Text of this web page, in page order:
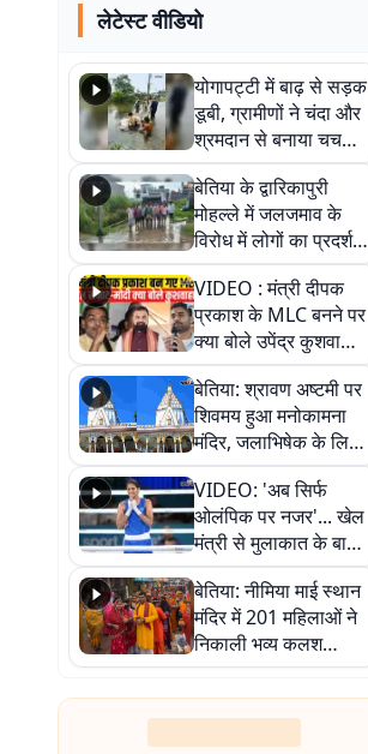
लेटेस्ट वीडियो
योगापट्टी में बाढ़ से सड़क
डूबी, ग्रामीणों ने चंदा और
श्रमदान से बनाया चचरी
पुल
बेतिया के द्वारिकापुरी
मोहल्ले में जलजमाव के
विरोध में लोगों का प्रदर्शन,
स्थायी समाधान की मांग
VIDEO : मंत्री दीपक
प्रकाश के MLC बनने पर
क्या बोले उपेंद्र कुशवाहा,
सुनिए
बेतिया: श्रावण अष्टमी पर
शिवमय हुआ मनोकामना
मंदिर, जलाभिषेक के लिए
लगी लंबी कतारें
VIDEO: 'अब सिर्फ
ओलंपिक पर नजर'... खेल
मंत्री से मुलाकात के बाद
जैसमीन लंबोरिया का बड़ा
बयान
बेतिया: नीमिया माई स्थान
मंदिर में 201 महिलाओं ने
निकाली भव्य कलश
शोभायात्रा, शिवलिंग
प्राण-प्रतिष्ठा महोत्सव
शुरू